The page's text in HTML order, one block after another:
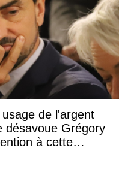
de l'argent
désavoue Grégory
à cette